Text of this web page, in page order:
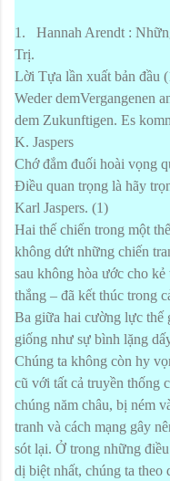
1. Hannah Arendt :
Trị.
Lời Tựa lần xuất bản đầu
Weder demVergangenen
dem Zukunftigen. Es
K. Jaspers
Chớ đắm đuối hoài vọng
Điều quan trọng là hãy
Karl Jaspers. (1)
Hai thế chiến trong một
không dứt những chiến
sau không hòa ước cho
thắng – đã kết thúc trong
Ba giữa hai cường lực thế
giống như sự bình lặng
Chúng ta không còn hy
cũ với tất cả truyền thống
chúng năm châu, bị ném
tranh và cách mạng gây
sót lại. Ở trong những
dị biệt nhất, chúng ta